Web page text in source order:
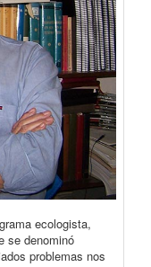
ecologista,
se denominó
problemas nos